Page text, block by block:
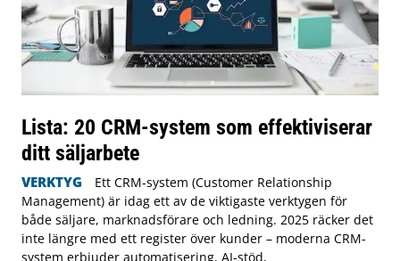
Lista: 20 CRM-system som effektiviserar
ditt säljarbete
VERKTYG
Ett CRM-system (Customer Relationship
Management) är idag ett av de viktigaste verktygen för
både säljare, marknadsförare och ledning. 2025 räcker det
inte längre med ett register över kunder – moderna CRM-
system erbjuder automatisering, AI-stöd,